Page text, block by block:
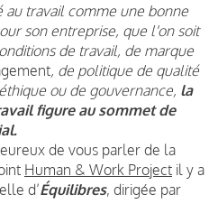
travail comme une bonne
son entreprise, que l'on soit
de travail, de marque
, de politique de qualité
ou de gouvernance, la
figure au sommet de
de vous parler de la
Human & Work Project il y a
d’Équilibres, dirigée par